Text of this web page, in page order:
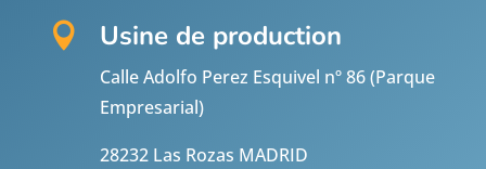
 Usine de production
Calle Adolfo Perez Esquivel nº 86 (Parque
Empresarial)
28232 Las Rozas MADRID